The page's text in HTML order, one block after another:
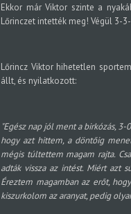
Ekkor már Viktor szinte a
Lőrinczet intették meg! Végül 3-
Lőrincz Viktor hihetetlen
állt, és nyilatkozott:
"Egész nap jól ment a birkózás,
hogy azt hittem, a döntőig
mégis túltettem magam rajta.
adták vissza az intést. Miért azt
Éreztem magamban az erőt,
kiszurkolom az aranyat, pedig